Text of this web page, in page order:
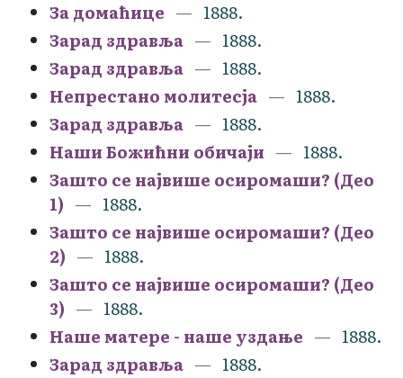
За домаћице
1888.
Зарад здравља
1888.
Зарад здравља
1888.
Непрестано молитесја
1888.
Зарад здравља
1888.
Наши Божићни обичаји
1888.
Зашто се највише осиромаши? (Део
1)
1888.
Зашто се највише осиромаши? (Део
2)
1888.
Зашто се највише осиромаши? (Део
3)
1888.
Наше матере - наше уздање
1888.
Зарад здравља
1888.